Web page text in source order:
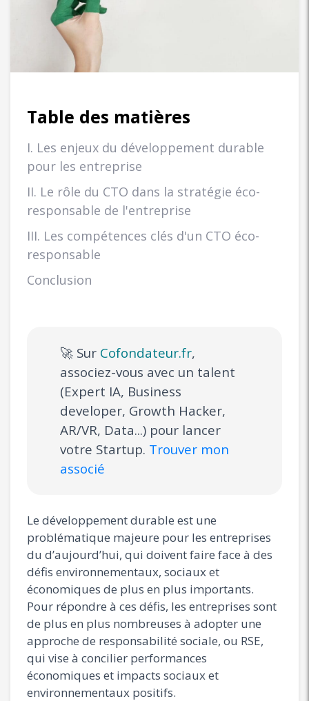
Table des matières
I. Les enjeux du développement durable
pour les entreprise
II. Le rôle du CTO dans la stratégie éco-
responsable de l'entreprise
III. Les compétences clés d'un CTO éco-
responsable
Conclusion
🚀 Sur Cofondateur.fr,
associez-vous avec un talent
(Expert IA, Business
developer, Growth Hacker,
AR/VR, Data...) pour lancer
votre Startup. Trouver mon
associé
Le développement durable est une
problématique majeure pour les entreprises
du d’aujourd’hui, qui doivent faire face à des
défis environnementaux, sociaux et
économiques de plus en plus importants.
Pour répondre à ces défis, les entreprises sont
de plus en plus nombreuses à adopter une
approche de responsabilité sociale, ou RSE,
qui vise à concilier performances
économiques et impacts sociaux et
environnementaux positifs.